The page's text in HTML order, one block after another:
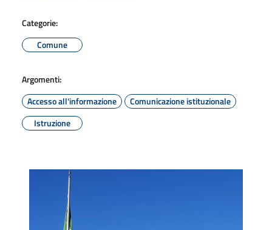
Categorie:
Comune
Argomenti:
Accesso all'informazione
Comunicazione istituzionale
Istruzione